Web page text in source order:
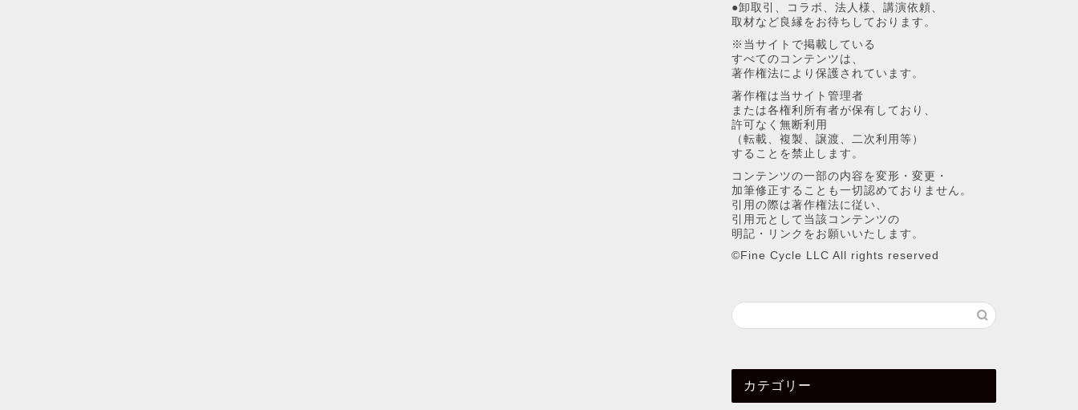
●卸取引、コラボ、法人様、講演依頼、
取材など良縁をお待ちしております。
※当サイトで掲載している
すべてのコンテンツは、
著作権法により保護されています。
著作権は当サイト管理者
または各権利所有者が保有しており、
許可なく無断利用
（転載、複製、譲渡、二次利用等）
することを禁止します。
コンテンツの一部の内容を変形・変更・
加筆修正することも一切認めておりません。
引用の際は著作権法に従い、
引用元として当該コンテンツの
明記・リンクをお願いいたします。
©︎Fine Cycle LLC All rights reserved
カテゴリー